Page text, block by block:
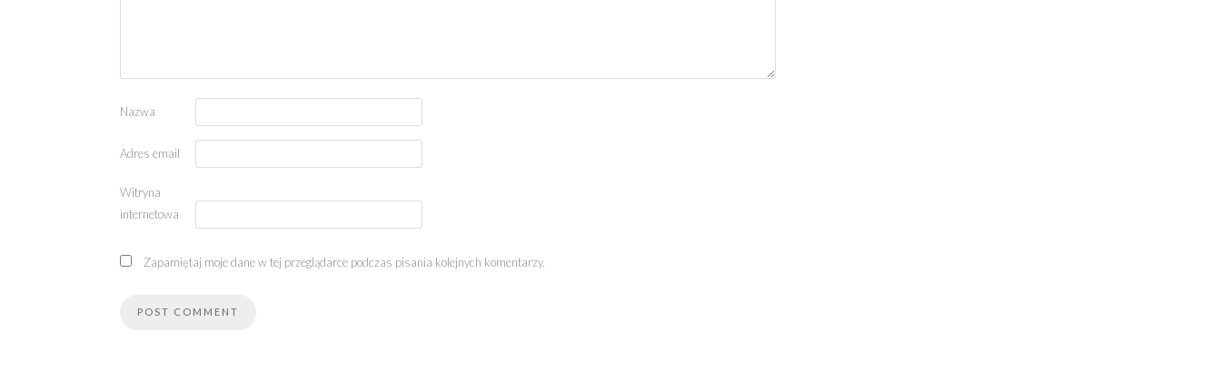
Nazwa
Adres email
Witryna
internetowa
Zapamiętaj moje dane w tej przeglądarce podczas pisania kolejnych komentarzy.